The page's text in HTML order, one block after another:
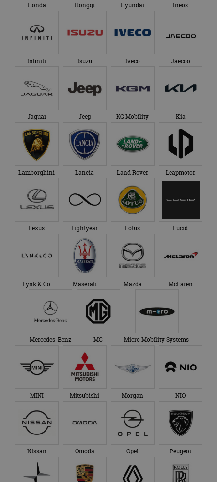
Honda Hongqi Hyundai Ineos
Infiniti Isuzu Iveco Jaecoo
Jaguar Jeep KG Mobility Kia
Lamborghini Lancia Land Rover Leapmotor
Lexus Lightyear Lotus Lucid
Lynk & Co Maserati Mazda McLaren
Mercedes-Benz MG Micro Mobility Systems
MINI Mitsubishi Morgan NIO
Nissan Omoda Opel Peugeot